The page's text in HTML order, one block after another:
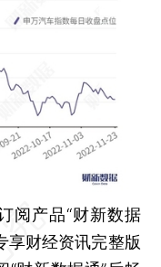
产品“财新数据
享财经资讯完整版